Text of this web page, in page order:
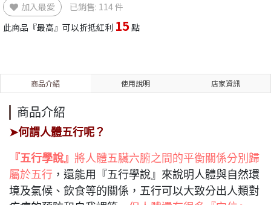
加入最愛
已銷售: 114 件
此商品『最高』可以折抵紅利 15點
商品介紹 使用說明 店家資訊
商品介紹
➤何謂人體五行呢？
『五行學說』 將人體五臟六腑之間的平衡關係分別歸
屬於五行 ，還能用『五行學說』來說明人體與自然環
境及氣候、飲食等的關係，五行可以大致分出人類對